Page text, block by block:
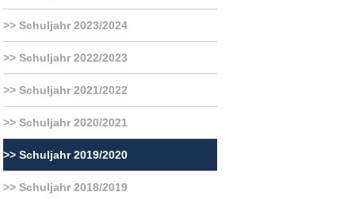
Schuljahr 2023/2024
Schuljahr 2022/2023
Schuljahr 2021/2022
Schuljahr 2020/2021
Schuljahr 2019/2020
Schuljahr 2018/2019